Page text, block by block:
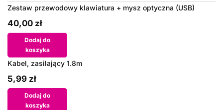
Zestaw przewodowy klawiatura + mysz optyczna (USB)
40,00 zł
Dodaj do
koszyka
Kabel, zasilający 1.8m
5,99 zł
Dodaj do
koszyka